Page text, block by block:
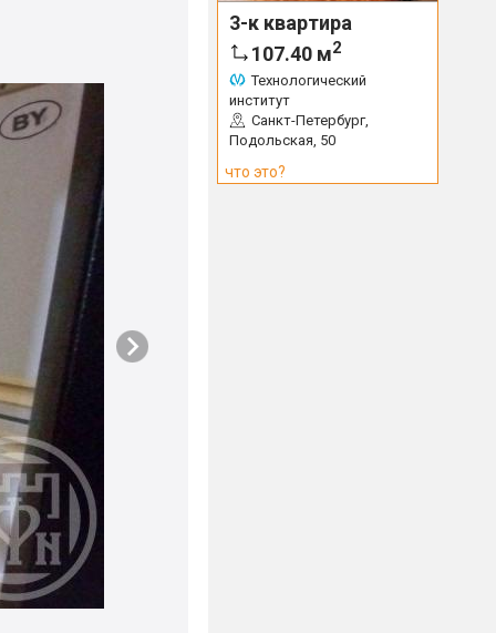
3-к квартира
107.40 м2
Технологический
институт
Санкт-Петербург,
Подольская, 50
что это?